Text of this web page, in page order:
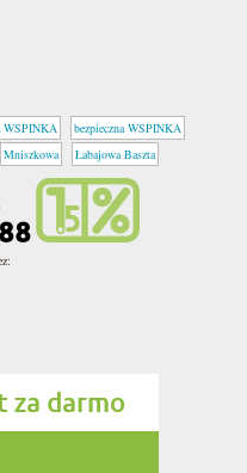
WSPINKA
bezpieczna WSPINKA
Mniszkowa Łabajowa Baszta